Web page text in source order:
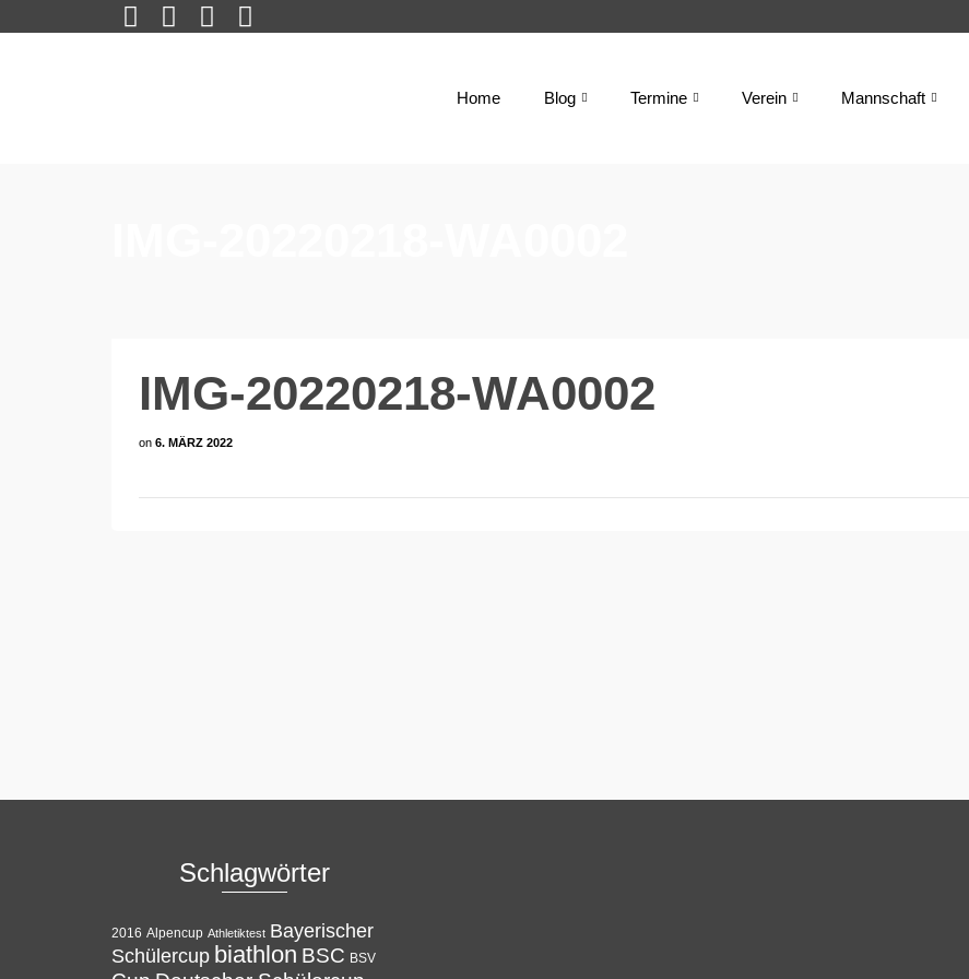
Home Blog Termine Verein Mannschaft
IMG-20220218-WA0002
on 6. MÄRZ 2022
Schlagwörter
2016 Alpencup Athletiktest Bayerischer
Schülercup biathlon BSC BSV